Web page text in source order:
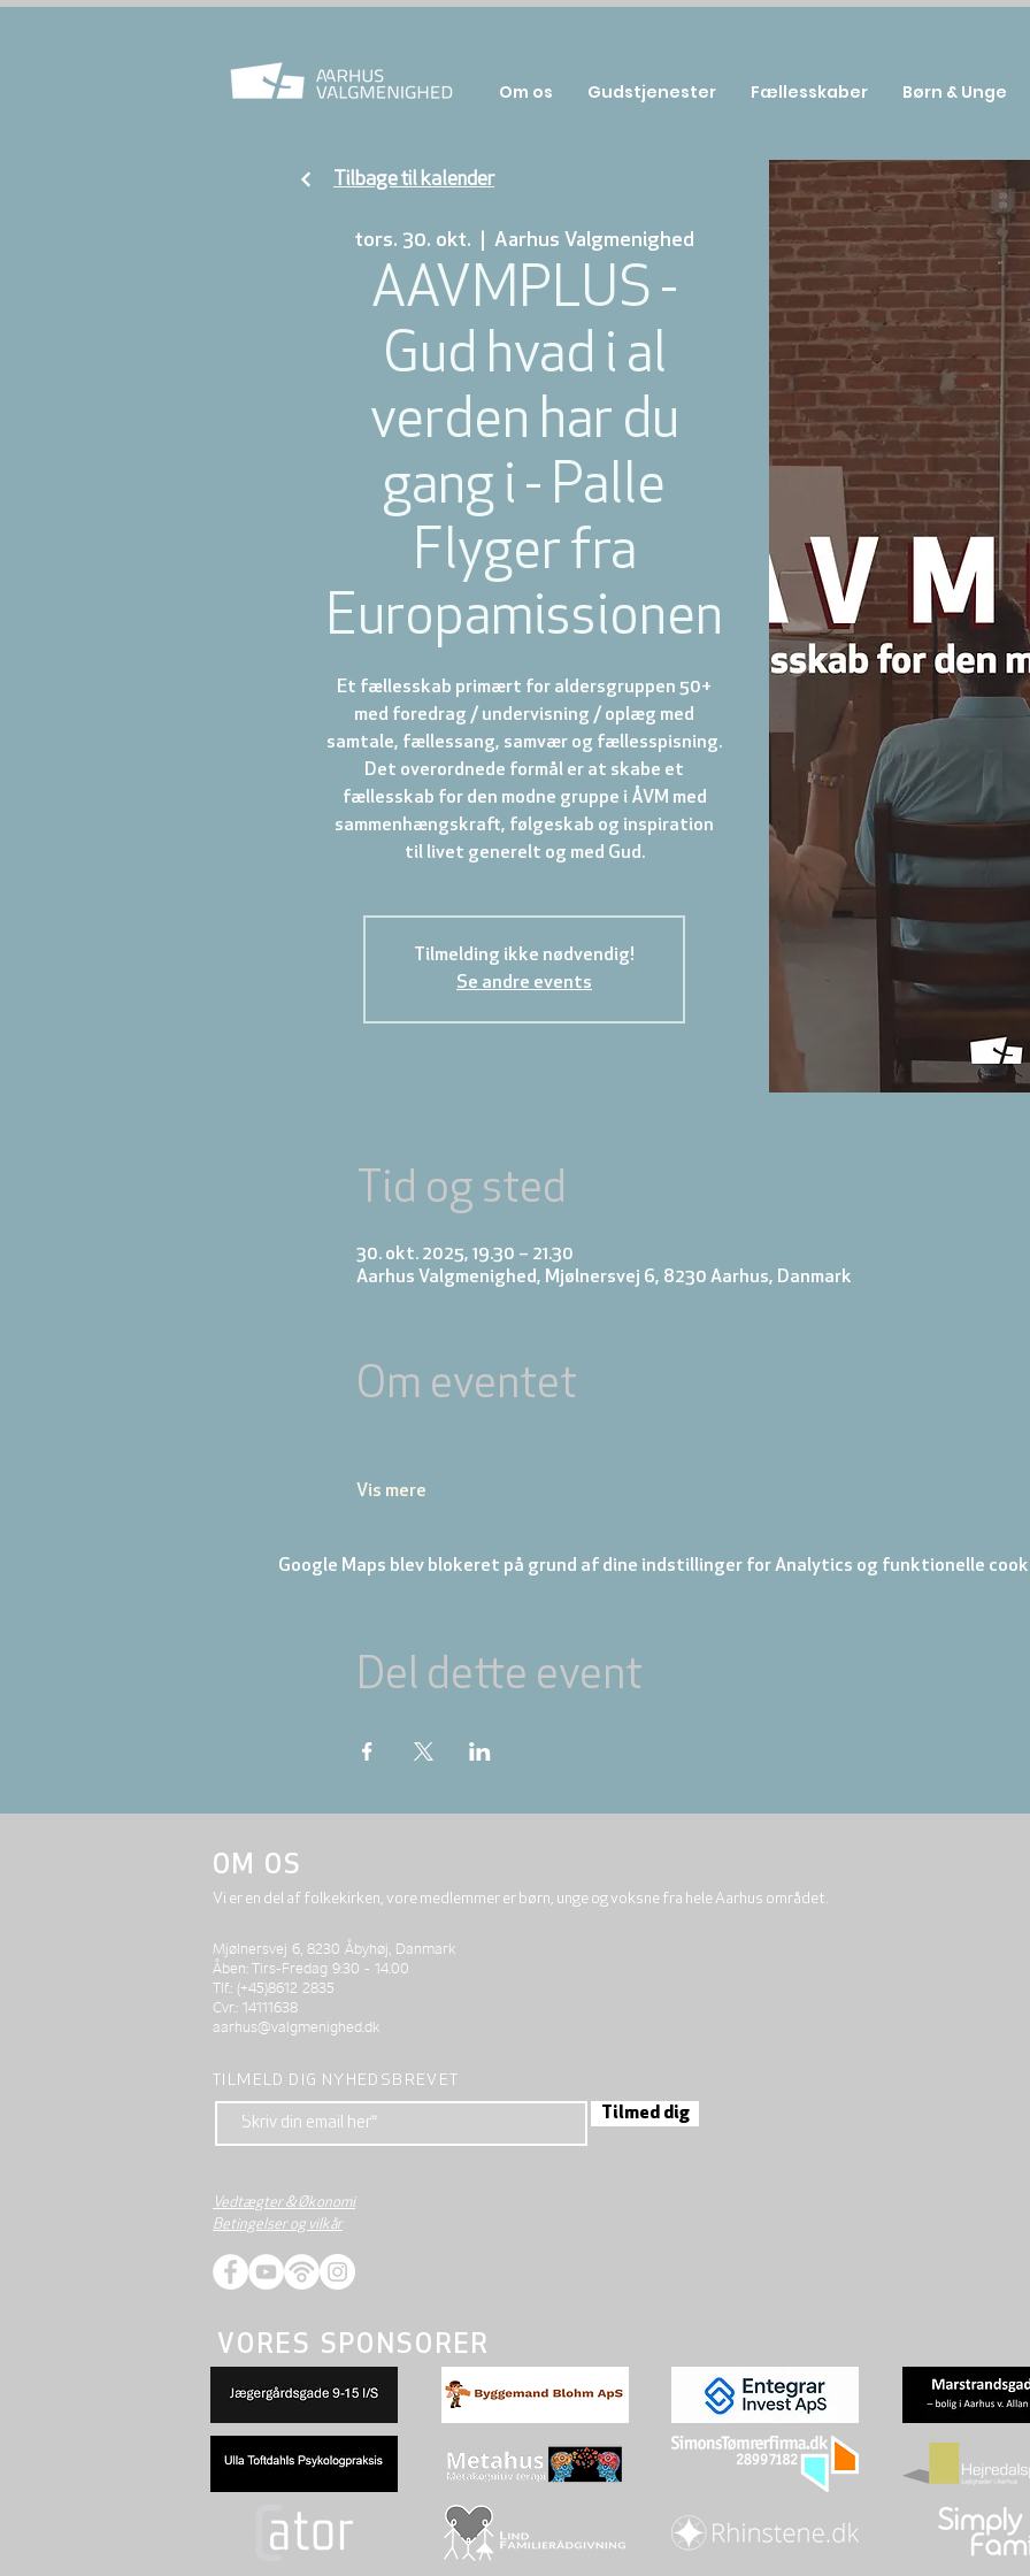
tors. 30. okt. Aarhus Valgmenighed
AAVMPLUS -
Gud hvad i al
verden har du
gang i - Palle
Flyger fra
Europamissionen
Et fællesskab primært for aldersgruppen 50+
med foredrag / undervisning / oplæg med
samtale, fællessang, samvær og fællesspisning.
Det overordnede formål er at skabe et
fællesskab for den modne gruppe i ÅVM med
sammenhængskraft, følgeskab og inspiration
til livet generelt og med Gud.
Tilmelding ikke nødvendig!
Se andre events
Tid og sted
30. okt. 2025, 19.30 – 21.30
Aarhus Valgmenighed, Mjølnersvej 6, 8230 Aarhus, Danmark
Om eventet
Vis mere
Google Maps blev blokeret på grund af dine indstillinger for Analytics og funktionelle
Del dette event
Tilbage til kalender
Om os Gudstjenester Fællesskaber Børn & Unge
OM OS
Vi er en del af folkekirken, vore medlemmer er børn, unge og voksne fra hele Aarhus området.
Mjølnersvej 6, 8230 Åbyhøj, Danmark
Åben: Tirs-Fredag 9:30 - 14.00
Tlf.: (+45)8612 2835
Cvr.: 14111638
aarhus@valgmenighed.dk
TILMELD DIG NYHEDSBREVET
Tilmed dig
Vedtægter & Økonomi
Betingelser og vilkår
VORES SPONSORER